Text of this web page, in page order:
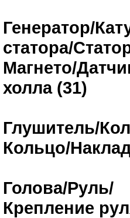
Генератор/
статора/
Магнето/
холла (31)
Глушитель/
Кольцо/
Голова/Руль/
Крепление